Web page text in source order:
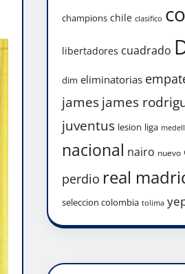
champions chile clasifico
libertadores cuadrado
dim eliminatorias
james james
juventus lesion liga
nacional nairo nuevo
perdio real
seleccion colombia tolima